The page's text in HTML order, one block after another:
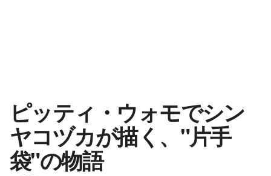
ピッティ・ウォモでシン
ヤコヅカが描く、"片手
袋"の物語